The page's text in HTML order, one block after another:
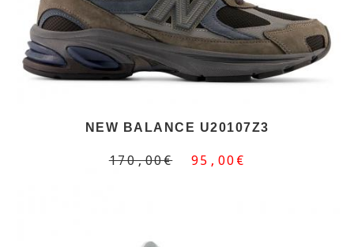
NEW BALANCE U20107Z3
170,00€ 95,00€